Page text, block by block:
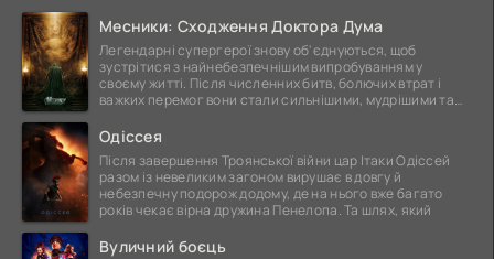
Месники: Сходження Доктора Дума
Легендарні супергерої знову об'єднуються, щоб
зустрітися з найнебезпечнішим випробуванням у
своєму житті. Після численних битв, болючих втрат і
важких перемог вони стали сильнішими, мудрішими та
Одіссея
Після завершення Троянської війни цар Ітаки Одіссей
разом із невеликим загоном вирушає в довгу й
небезпечну подорож додому, де на нього вже багато
років чекає вірна дружина Пенелопа. Та шлях, який
Вуличний боєць